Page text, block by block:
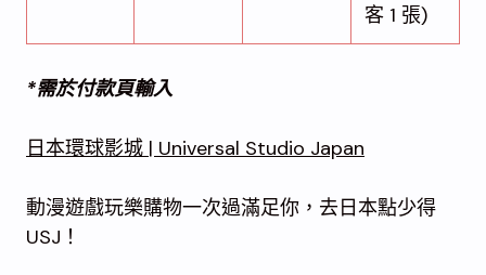
客 1 張)
*需於付款頁輸入
日本環球影城 | Universal Studio Japan
動漫遊戲玩樂購物一次過滿足你，去日本點少得
USJ！